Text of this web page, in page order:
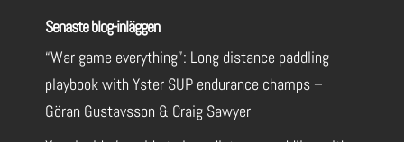
Senaste blog-inläggen
“War game everything”: Long distance paddling
playbook with Yster SUP endurance champs –
Göran Gustavsson & Craig Sawyer